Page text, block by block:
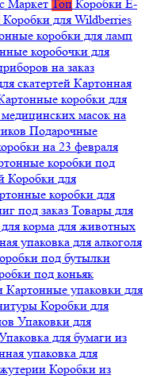
Маркет Топ Коробки E-
Коробки для Wildberries
коробки для ламп
коробочки для
на заказ
скатертей Картонная
коробки для
масок на
Подарочные
на 23 февраля
коробки под
Коробки для
коробки для
под заказ Товары для
корма для животных
упаковка для алкоголя
под бутылки
под коньяк
Картонные упаковки для
Коробки для
Упаковки для
для бумаги из
упаковка для
Коробки из